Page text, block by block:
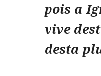
pois a
vive
desta